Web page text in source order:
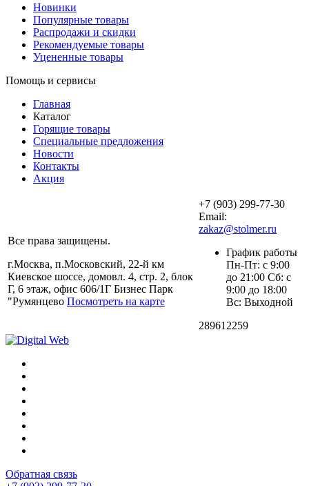
Новинки
Популярные товары
Распродажи и скидки
Рекомендуемые товары
Уцененные товары
Помощь и сервисы
Главная
Каталог
Горящие товары
Специальные предложения
Новости
Контакты
Акция
Все права защищены.
г.Москва, п.Московский, 22-й км
Киевское шоссе, домовл. 4, стр. 2, блок
Г, 6 этаж, офис 606/1Г Бизнес Парк
"Румянцево Посмотреть на карте
+7 (903) 299-77-30
Email:
zakaz@stolmer.ru
График работы
Пн-Пт: с 9:00
до 21:00 Сб: с
9:00 до 18:00
Вс: Выходной
289612259
Обратная связь